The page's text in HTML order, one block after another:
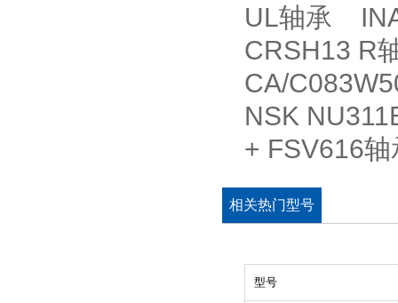
UL轴承
CRSH13 R
CA/
NSK
+ FSV616
相关热门型号
型号